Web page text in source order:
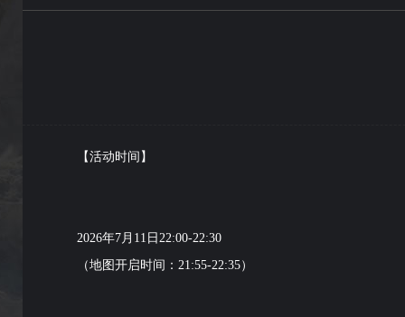
【活动时间】
2026年7月11日22:00-22:30
（地图开启时间：21:55-22:35）